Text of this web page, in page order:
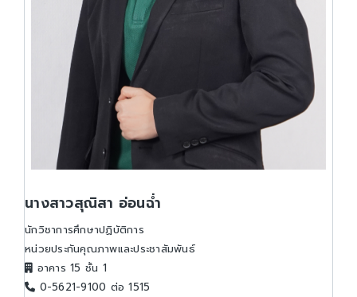
นางสาวสุณิสา อ่อนฉ่ำ
นักวิชาการศึกษาปฏิบัติการ
หน่วยประกันคุณภาพและประชาสัมพันธ์
อาคาร 15 ชั้น 1
0-5621-9100 ต่อ 1515